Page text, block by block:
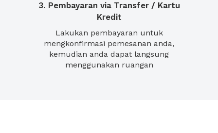
3. Pembayaran via Transfer / Kartu
Kredit
Lakukan pembayaran untuk
mengkonfirmasi pemesanan anda,
kemudian anda dapat langsung
menggunakan ruangan